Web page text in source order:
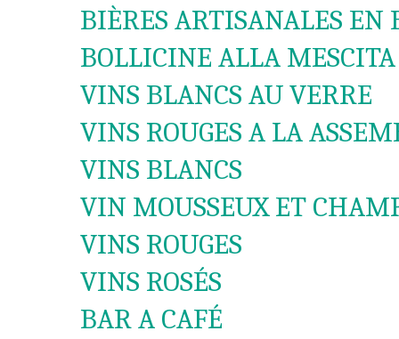
BIÈRES ARTISANALES EN
BOLLICINE ALLA MESCITA
VINS BLANCS AU VERRE
VINS ROUGES A LA
VINS BLANCS
VIN MOUSSEUX ET
VINS ROUGES
VINS ROSÉS
BAR A CAFÉ